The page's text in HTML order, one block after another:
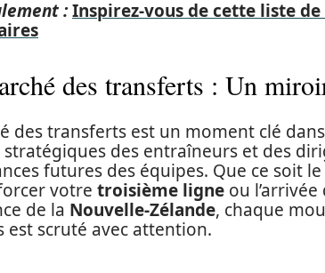
:Inspirez-vous de cette liste
des transferts : Un
des transferts est un moment clé
stratégiques des entraîneurs et des
futures des équipes. Que ce soit
votre troisième ligne ou
de la Nouvelle-Zélande, chaque
est scruté avec attention.